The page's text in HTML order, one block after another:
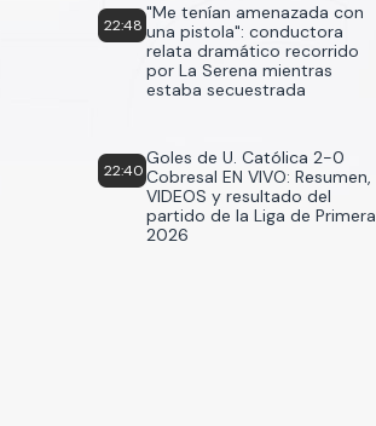
22:48
"Me tenían amenazada con
una pistola": conductora
relata dramático recorrido
por La Serena mientras
estaba secuestrada
22:40
Goles de U. Católica 2-0
Cobresal EN VIVO: Resumen,
VIDEOS y resultado del
partido de la Liga de Primera
2026